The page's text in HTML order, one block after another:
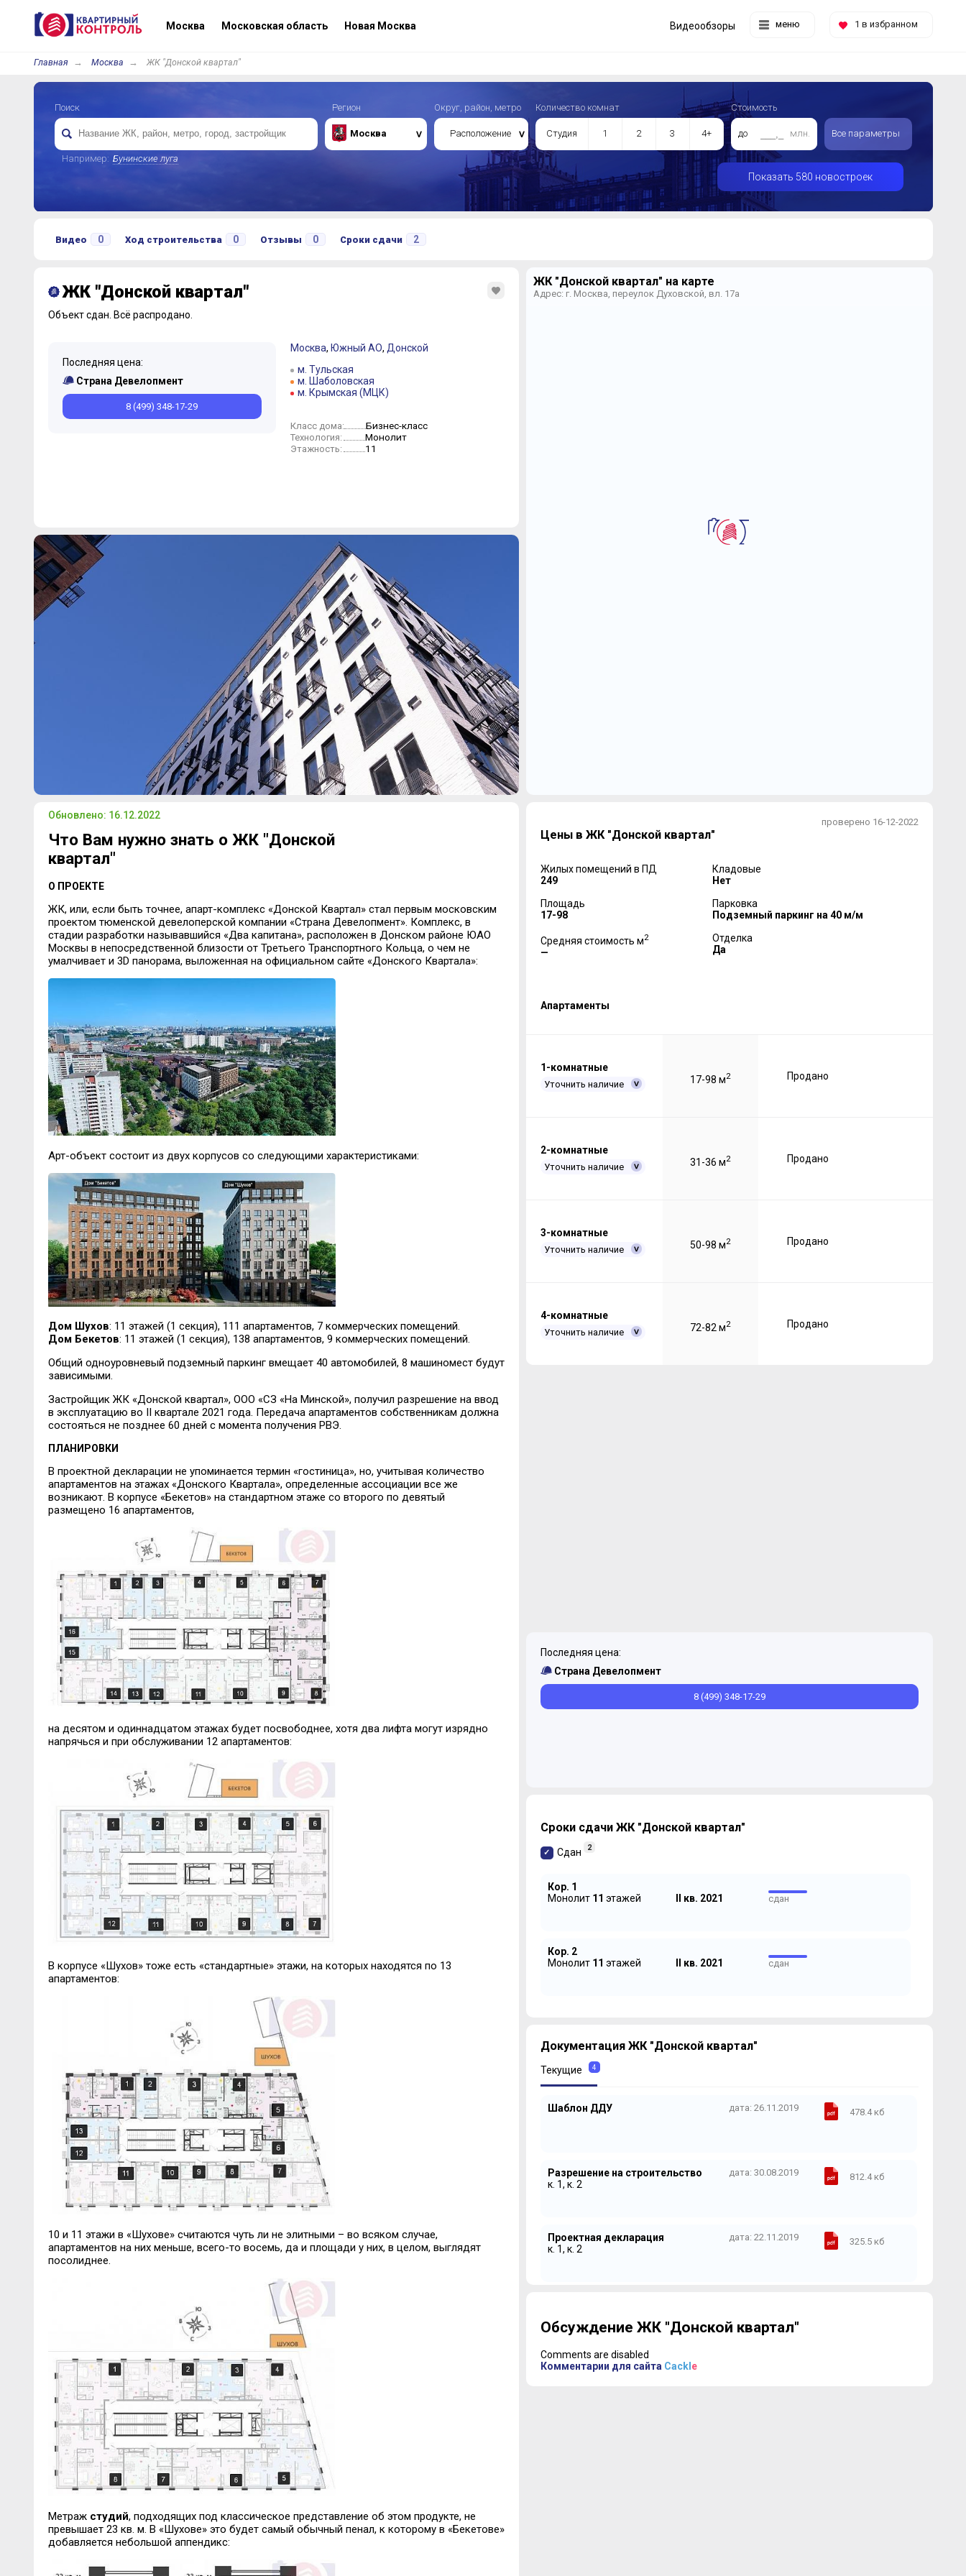
Москва Московская область Новая Москва меню 1 в избранном
Видеообзоры
Главная Москва ЖК "Донской квартал"
Поиск
Например: Бунинские луга
Регион
Москва
Округ, район, метро
Расположение
Количество комнат
Студия 1 2 3 4+
Стоимость
до млн. Все параметры
Показать 580 новостроек
Видео 0 Ход строительства 0 Отзывы 0 Сроки сдачи 2
ЖК "Донской квартал"
Объект сдан. Всё распродано.
Последняя цена:
Страна Девелопмент
8 (499) 348-17-29
Москва, Южный АО, Донской
м. Тульская
м. Шаболовская
м. Крымская (МЦК)
Класс дома: Бизнес-класс
Технология: Монолит
Этажность: 11
Обновлено: 16.12.2022
Что Вам нужно знать о ЖК "Донской
квартал"
О ПРОЕКТЕ
ЖК, или, если быть точнее, апарт-комплекс «Донской Квартал» стал первым московским
проектом тюменской девелоперской компании «Страна Девелопмент». Комплекс, в
стадии разработки называвшийся «Два капитана», расположен в Донском районе ЮАО
Москвы в непосредственной близости от Третьего Транспортного Кольца, о чем не
умалчивает и 3D панорама, выложенная на официальном сайте «Донского Квартала»:
Арт-объект состоит из двух корпусов со следующими характеристиками:
Дом Шухов: 11 этажей (1 секция), 111 апартаментов, 7 коммерческих помещений.
Дом Бекетов: 11 этажей (1 секция), 138 апартаментов, 9 коммерческих помещений.
Общий одноуровневый подземный паркинг вмещает 40 автомобилей, 8 машиномест будут
зависимыми.
Застройщик ЖК «Донской квартал», ООО «СЗ «На Минской», получил разрешение на ввод
в эксплуатацию во II квартале 2021 года. Передача апартаментов собственникам должна
состояться не позднее 60 дней с момента получения РВЭ.
ПЛАНИРОВКИ
В проектной декларации не упоминается термин «гостиница», но, учитывая количество
апартаментов на этажах «Донского Квартала», определенные ассоциации все же
возникают. В корпусе «Бекетов» на стандартном этаже со второго по девятый
размещено 16 апартаментов,
на десятом и одиннадцатом этажах будет посвободнее, хотя два лифта могут изрядно
напрячься и при обслуживании 12 апартаментов:
В корпусе «Шухов» тоже есть «стандартные» этажи, на которых находятся по 13
апартаментов:
10 и 11 этажи в «Шухове» считаются чуть ли не элитными – во всяком случае,
апартаментов на них меньше, всего-то восемь, да и площади у них, в целом, выглядят
посолиднее.
Метраж студий, подходящих под классическое представление об этом продукте, не
превышает 23 кв. м. В «Шухове» это будет самый обычный пенал, к которому в «Бекетове»
добавляется небольшой аппендикс:
ЖК "Донской квартал" на карте
Адрес: г. Москва, переулок Духовской, вл. 17а
проверено 16-12-2022
Цены в ЖК "Донской квартал"
Жилых помещений в ПД
249
Площадь
17-98
Средняя стоимость м2
—
Кладовые
Нет
Парковка
Подземный паркинг на 40 м/м
Отделка
Да
Апартаменты
1-комнатные
Уточнить наличие 17-98 м2 Продано
2-комнатные
Уточнить наличие 31-36 м2 Продано
3-комнатные
Уточнить наличие 50-98 м2 Продано
4-комнатные
Уточнить наличие 72-82 м2 Продано
Последняя цена:
Страна Девелопмент
8 (499) 348-17-29
Сроки сдачи ЖК "Донской квартал"
Сдан 2
Кор. 1
Монолит 11 этажей II кв. 2021 сдан
Кор. 2
Монолит 11 этажей II кв. 2021 сдан
Документация ЖК "Донской квартал"
Текущие 4
Шаблон ДДУ дата: 26.11.2019 478.4 кб
Разрешение на строительство
к. 1, к. 2
дата: 30.08.2019 812.4 кб
Проектная декларация
к. 1, к. 2
дата: 22.11.2019 325.5 кб
к. 1, к. 2
Обсуждение ЖК "Донской квартал"
Comments are disabled
Комментарии для сайта Cackl e